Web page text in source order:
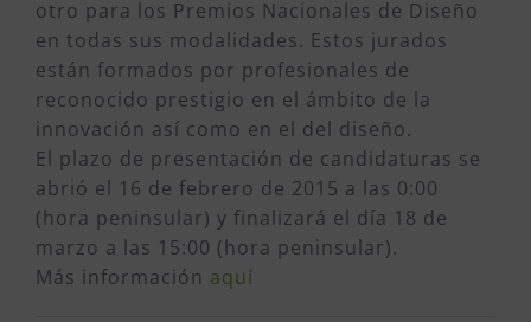
otro para los Premios Nacionales de Diseño
en todas sus modalidades. Estos jurados
están formados por profesionales de
reconocido prestigio en el ámbito de la
innovación así como en el del diseño.
El plazo de presentación de candidaturas se
abrió el 16 de febrero de 2015 a las 0:00
(hora peninsular) y finalizará el día 18 de
marzo a las 15:00 (hora peninsular).
Más información aquí